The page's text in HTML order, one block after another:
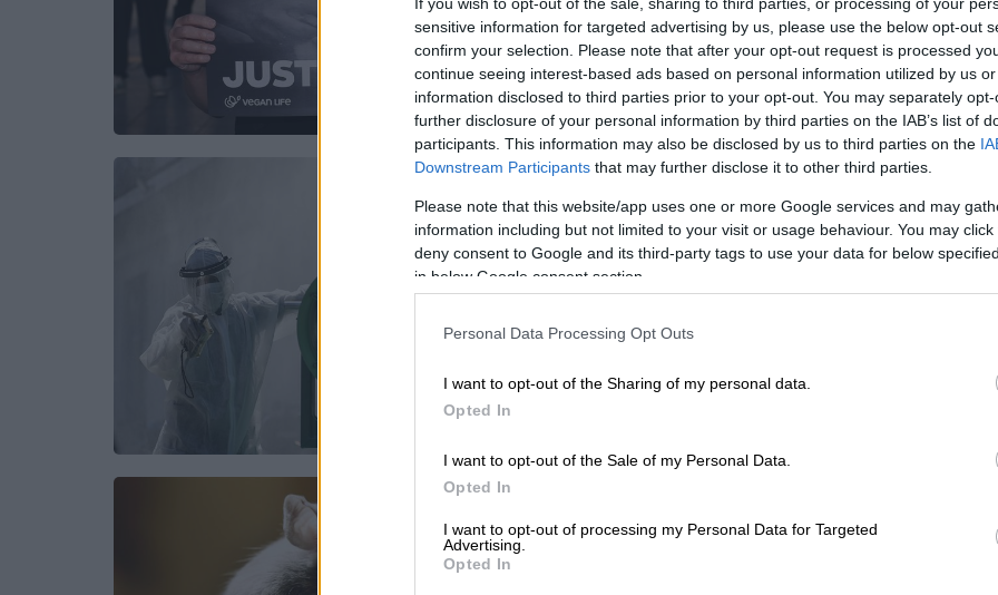
sensitive information for targeted advertising by us, please use the below opt-out
confirm your selection. Please note that after your opt-out request is processed
continue seeing interest-based ads based on personal information utilized by us
information disclosed to third parties prior to your opt-out. You may separately
further disclosure of your personal information by third parties on the IAB’s list of
participants. This information may also be disclosed by us to third parties on the
Downstream Participants that may further disclose it to other third parties.
Please note that this website/app uses one or more Google services and may
information including but not limited to your visit or usage behaviour. You may
deny consent to Google and its third-party tags to use your data for below
in below Google consent section.
Personal Data Processing Opt Outs
I want to opt-out of the Sharing of my personal data.
Opted In
I want to opt-out of the Sale of my Personal Data.
Opted In
I want to opt-out of processing my Personal Data for Targeted
Advertising.
Opted In
προϊόντα
Μόνο το 2023 στην Ελλάδα
χρησιμοποιήθηκαν 32.935 ζώα
Κόσμος|10.03.2020 16:29
Μεγάλη Βρετανία: Δίνουν 3.500
λίρες σε εθελοντές -
πειραματόζωα για τον κοροναϊό
Βρετανοί επιστήμονες αναζητούν 24
δύο πιο αδύναμων στελεχών του ιού